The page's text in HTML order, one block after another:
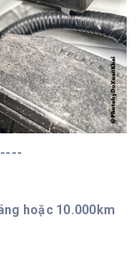
hoặc 10.000km